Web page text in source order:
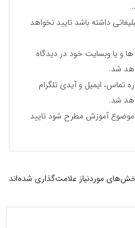
داشته باشد تایید نخواهد
وبسایت خود در دیدگاه
ایمیل و آیدی تلگرام
آموزش مطرح شود تایید
موردنیاز علامت‌گذاری شده‌اند